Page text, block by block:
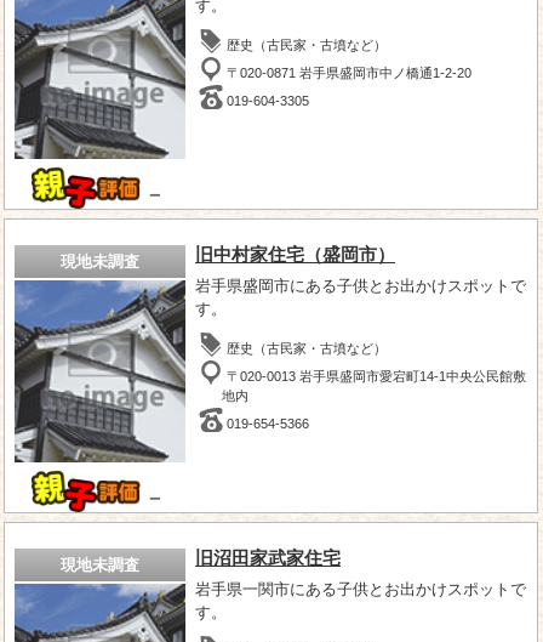
－
す。
歴史（古民家・古墳など）
〒020-0871 岩手県盛岡市中ノ橋通1-2-20
019-604-3305
現地未調査
－
旧中村家住宅（盛岡市）
岩手県盛岡市にある子供とお出かけスポットで
す。
歴史（古民家・古墳など）
〒020-0013 岩手県盛岡市愛宕町14-1中央公民館敷
地内
019-654-5366
現地未調査 旧沼田家武家住宅
岩手県一関市にある子供とお出かけスポットで
す。